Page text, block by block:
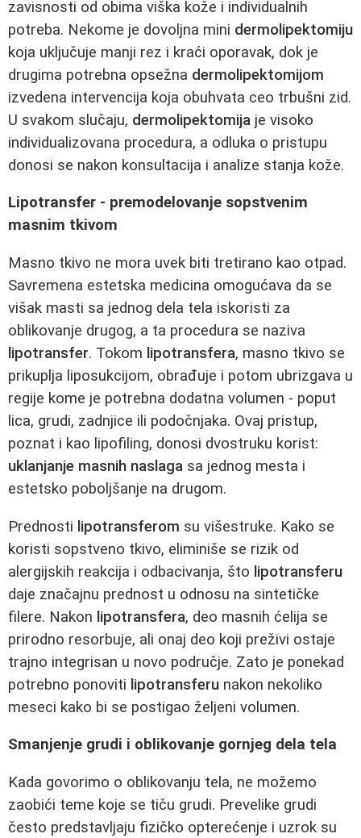
zavisnosti od obima viška kože i individualnih
potreba. Nekome je dovoljna mini dermolipektomiju
koja uključuje manji rez i kraći oporavak, dok je
drugima potrebna opsežna dermolipektomijom
izvedena intervencija koja obuhvata ceo trbušni zid.
U svakom slučaju, dermolipektomija je visoko
individualizovana procedura, a odluka o pristupu
donosi se nakon konsultacija i analize stanja kože.
Lipotransfer - premodelovanje sopstvenim
masnim tkivom
Masno tkivo ne mora uvek biti tretirano kao otpad.
Savremena estetska medicina omogućava da se
višak masti sa jednog dela tela iskoristi za
oblikovanje drugog, a ta procedura se naziva
lipotransfer. Tokom lipotransfera, masno tkivo se
prikuplja liposukcijom, obrađuje i potom ubrizgava u
regije kome je potrebna dodatna volumen - poput
lica, grudi, zadnjice ili podočnjaka. Ovaj pristup,
poznat i kao lipofiling, donosi dvostruku korist:
uklanjanje masnih naslaga sa jednog mesta i
estetsko poboljšanje na drugom.
Prednosti lipotransferom su višestruke. Kako se
koristi sopstveno tkivo, eliminiše se rizik od
alergijskih reakcija i odbacivanja, što lipotransferu
daje značajnu prednost u odnosu na sintetičke
filere. Nakon lipotransfera, deo masnih ćelija se
prirodno resorbuje, ali onaj deo koji preživi ostaje
trajno integrisan u novo područje. Zato je ponekad
potrebno ponoviti lipotransferu nakon nekoliko
meseci kako bi se postigao željeni volumen.
Smanjenje grudi i oblikovanje gornjeg dela tela
Kada govorimo o oblikovanju tela, ne možemo
zaobići teme koje se tiču grudi. Prevelike grudi
često predstavljaju fizičko opterećenje i uzrok su